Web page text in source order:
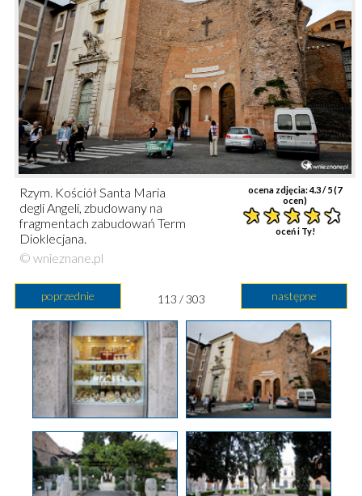
ocena zdjęcia:4.3/ 5 (7
ocen)
oceń i Ty!
Rzym. Kościół Santa Maria
degli Angeli, zbudowany na
fragmentach zabudowań Term
Dioklecjana.
© wnieznane.pl
poprzednie następne
113 / 303